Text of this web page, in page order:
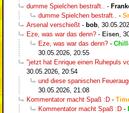
dumme Spielchen bestraft..
-
dumme Spielchen bestraft..
-
Arsenal verschießt - bob
Eze, was war das denn? - Eisen
Eze, was war das denn? -
30.05.2026, 20:55
"jetzt hat Enrique einen Ruhepuls
30.05.2026, 20:54
und diese spanischen
30.05.2026, 21:08
Kommentator macht Spaß :D -
Kommentator macht Spaß :D -